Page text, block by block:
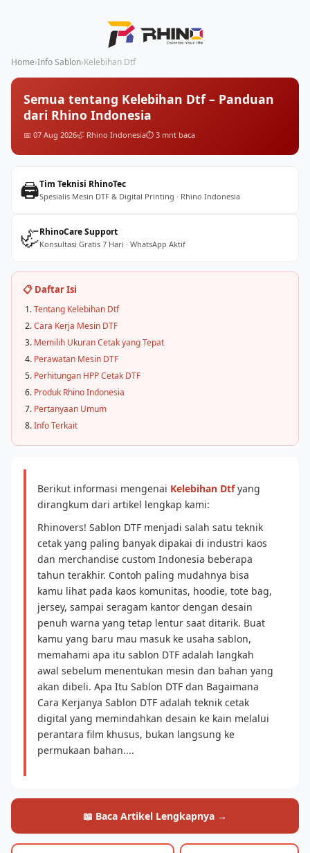
Home›Info Sablon›Kelebihan Dtf
Semua tentang Kelebihan Dtf – Panduan
dari Rhino Indonesia
📅 07 Aug 2026🦏 Rhino Indonesia⏱️ 3 mnt baca
🖨️Tim Teknisi RhinoTec
Spesialis Mesin DTF & Digital Printing · Rhino Indonesia
🦏RhinoCare Support
Konsultasi Gratis 7 Hari · WhatsApp Aktif
📋 Daftar Isi
Tentang Kelebihan Dtf
Cara Kerja Mesin DTF
Memilih Ukuran Cetak yang Tepat
Perawatan Mesin DTF
Perhitungan HPP Cetak DTF
Produk Rhino Indonesia
Pertanyaan Umum
Info Terkait
Berikut informasi mengenai Kelebihan Dtfyang
dirangkum dari artikel lengkap kami:
Rhinovers! Sablon DTF menjadi salah satu teknik
cetak yang paling banyak dipakai di industri kaos
dan merchandise custom Indonesia beberapa
tahun terakhir. Contoh paling mudahnya bisa
kamu lihat pada kaos komunitas, hoodie, tote bag,
jersey, sampai seragam kantor dengan desain
penuh warna yang tetap lentur saat ditarik. Buat
kamu yang baru mau masuk ke usaha sablon,
memahami apa itu sablon DTF adalah langkah
awal sebelum menentukan mesin dan bahan yang
akan dibeli. Apa Itu Sablon DTF dan Bagaimana
Cara Kerjanya Sablon DTF adalah teknik cetak
digital yang memindahkan desain ke kain melalui
perantara film khusus, bukan langsung ke
permukaan bahan....
📖 Baca Artikel Lengkapnya →